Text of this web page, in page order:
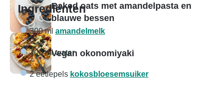
Ingrediënten
300 ml amandelmelk
100 ml water
2 eetlepels kokosbloesemsuiker
Baked oats met amandelpasta en
blauwe bessen
Vegan okonomiyaki